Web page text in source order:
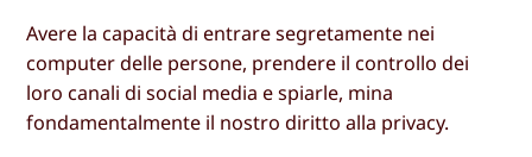
Avere la capacità di entrare segretamente nei
computer delle persone, prendere il controllo dei
loro canali di social media e spiarle, mina
fondamentalmente il nostro diritto alla privacy.